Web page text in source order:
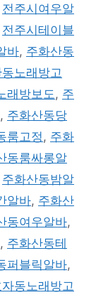
전주시여우알
전주시테이블
바, 주화산동
노래방고
래방보도 , 주
, 주화산동당
룸고정 , 주화
동룸싸롱알
주화산동밤알
알바, 주화산
동여우알바,
, 주화산동테
퍼블릭알바,
자동노래방고